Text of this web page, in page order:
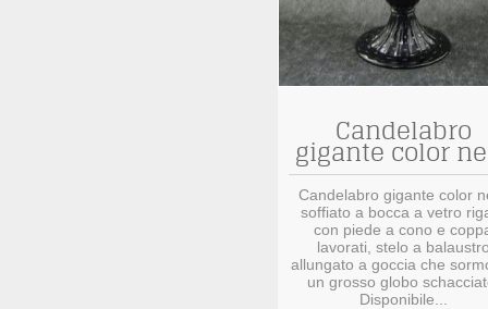
Candelabro
gigante color
Candelabro gigante color
soffiato a bocca a vetro
con piede a cono e
lavorati, stelo a
allungato a goccia che
un grosso globo
Disponibile...